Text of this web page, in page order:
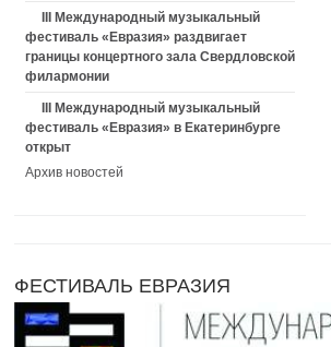
III Международный музыкальный
фестиваль «Евразия» раздвигает
границы концертного зала Свердловской
филармонии
III Международный музыкальный
фестиваль «Евразия» в Екатеринбурге
открыт
Архив новостей
ФЕСТИВАЛЬ ЕВРАЗИЯ